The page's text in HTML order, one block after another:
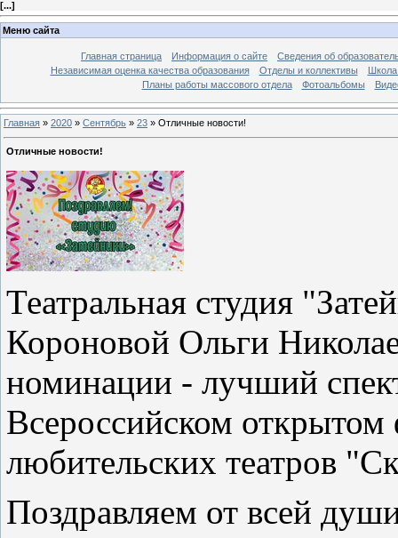
[...]
Меню сайта
Главная страница Информация о сайте
Сведения об
Независимая оценка качества образования
Отделы и коллективы
Школа
Планы работы массового отдела
Фотоальбомы
Главная » 2020 » Сентябрь » 23 » Отличные новости!
Отличные новости!
Театральная студия
Короновой Ольги
номинации - лучший
Всероссийском открытом
любительских театров
Поздравляем от всей